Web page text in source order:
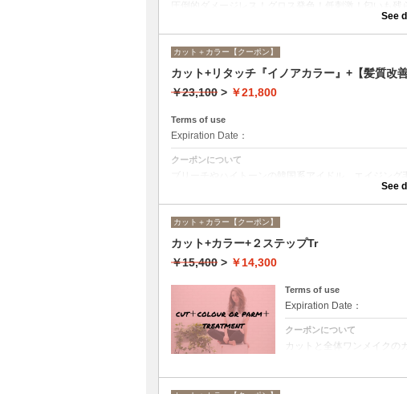
See
カット＋カラー【クーポン】
カット+リタッチ『イノアカラー』+【髪質改
￥23,100 > ￥21,800
Terms of use
Expiration Date：
クーポンについて
ブリーチやハイトーンの韓国系アイドル、エイジン
See
カット＋カラー【クーポン】
カット+カラー+２ステップTr
￥15,400 > ￥14,300
Terms of use
Expiration Date：
クーポンについて
カットと全体ワンメイクの
インや髪の状態によってお